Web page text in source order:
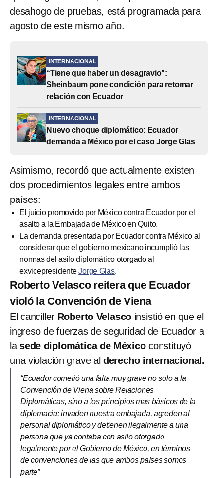
desahogo de pruebas, está programada para
agosto de este mismo año.
INTERNACIONAL
“Tiene que haber un desagravio”:
Sheinbaum pone condición para retomar
relación con Ecuador
INTERNACIONAL
Nuevo choque diplomático: Ecuador
demanda a México por el caso Jorge Glas
Asimismo, recordó que actualmente existen
dos procedimientos legales entre ambos
países:
El juicio promovido por México contra Ecuador por el
asalto a la Embajada de México en Quito.
La demanda presentada por Ecuador contra México al
considerar que el gobierno mexicano incumplió las
normas del asilo diplomático otorgado al
exvicepresidenteJorge Glas.
Roberto Velasco reitera que Ecuador
violó la Convención de Viena
El canciller Roberto Velasco insistió en que el
ingreso de fuerzas de seguridad de Ecuador a
la sede diplomática de Méxicoconstituyó
una violación grave al derecho internacional.
“Ecuador cometió una falta muy grave no solo a la
Convención de Viena sobre Relaciones
Diplomáticas, sino a los principios más básicos de la
diplomacia: invaden nuestra embajada, agreden al
personal diplomático y detienen ilegalmente a una
persona que ya contaba con asilo otorgado
legalmente por el Gobierno de México, en términos
de convenciones de las que ambos países somos
parte”